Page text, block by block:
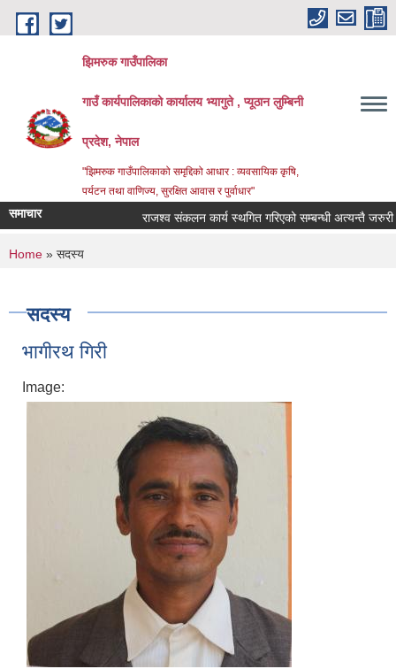
Skip to main content
झिमरुक गाउँपालिका
गाउँ कार्यपालिकाको कार्यालय भ्यागुते , प्यूठान लुम्बिनी
प्रदेश, नेपाल
"झिमरुक गाउँपालिकाको समृद्दिको आधार : व्यवसायिक कृषि,
पर्यटन तथा वाणिज्य, सुरक्षित आवास र पुर्वाधार"
समाचार राजश्व संकलन कार्य स्थगित गरिएको सम्बन्धी अत्यन्तै जरुरी
You are here
Home » सदस्य
सदस्य
भागीरथ गिरी
Image: